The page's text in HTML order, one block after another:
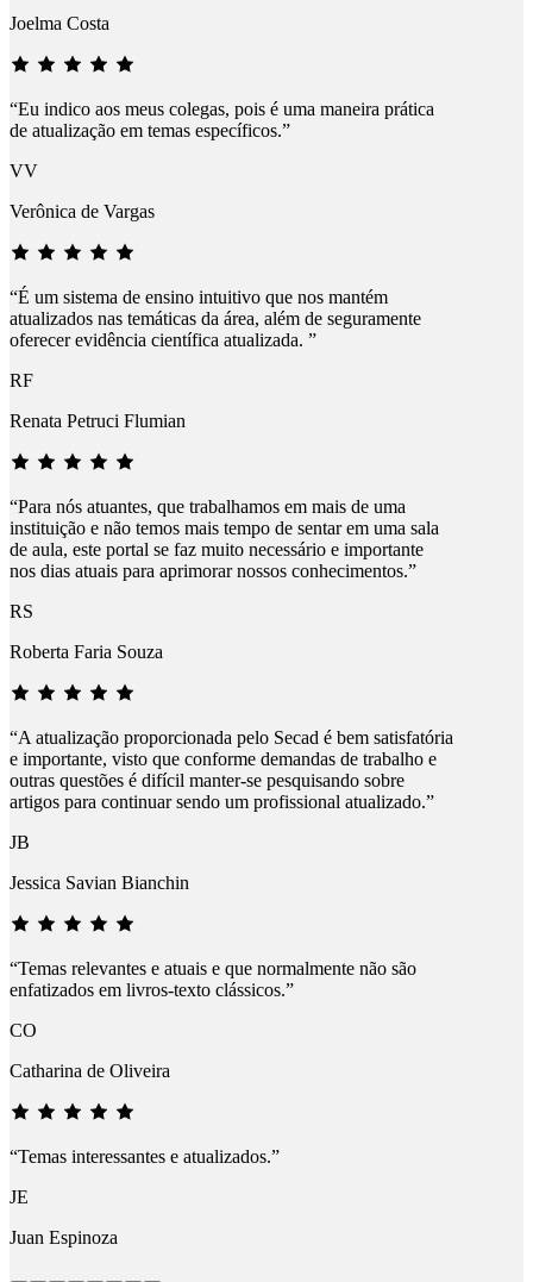
Joelma Costa
“Eu indico aos meus colegas, pois é uma maneira prática
de atualização em temas específicos.”
VV
Verônica de Vargas
“É um sistema de ensino intuitivo que nos mantém
atualizados nas temáticas da área, além de seguramente
oferecer evidência científica atualizada. ”
RF
Renata Petruci Flumian
“Para nós atuantes, que trabalhamos em mais de uma
instituição e não temos mais tempo de sentar em uma sala
de aula, este portal se faz muito necessário e importante
nos dias atuais para aprimorar nossos conhecimentos.”
RS
Roberta Faria Souza
“A atualização proporcionada pelo Secad é bem satisfatória
e importante, visto que conforme demandas de trabalho e
outras questões é difícil manter-se pesquisando sobre
artigos para continuar sendo um profissional atualizado.”
JB
Jessica Savian Bianchin
“Temas relevantes e atuais e que normalmente não são
enfatizados em livros-texto clássicos.”
CO
Catharina de Oliveira
“Temas interessantes e atualizados.”
JE
Juan Espinoza